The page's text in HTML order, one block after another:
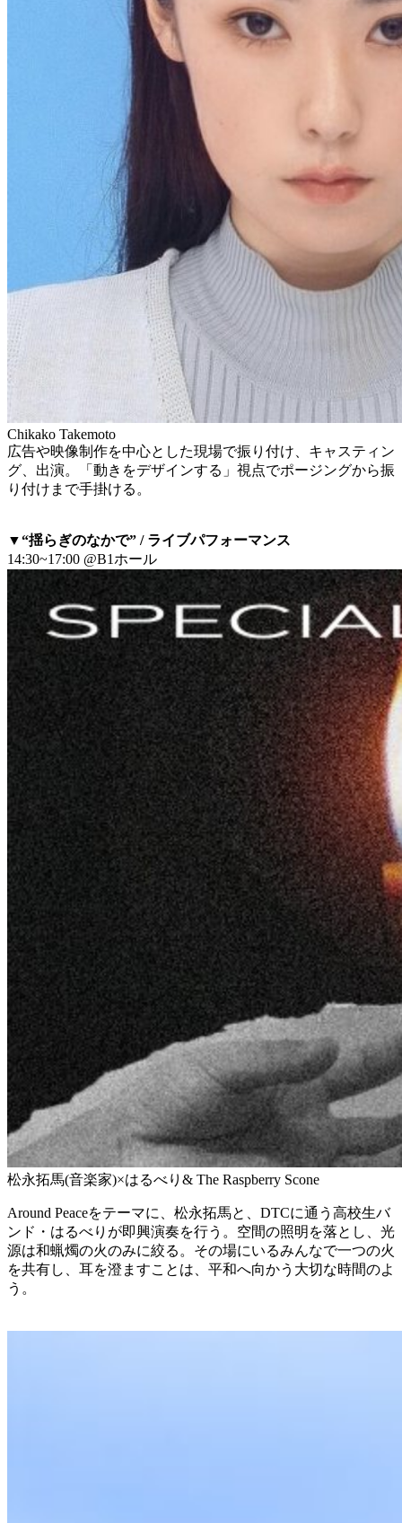
Chikako Takemoto
広告や映像制作を中心とした現場で振り付け、キャスティン
グ、出演。「動きをデザインする」視点でポージングから振
り付けまで手掛ける。
▼“揺らぎのなかで” / ライブパフォーマンス
14:30~17:00 @B1ホール
松永拓馬(音楽家)×はるべり& The Raspberry Scone
Around Peaceをテーマに、松永拓馬と、DTCに通う高校生バ
ンド・はるべりが即興演奏を行う。空間の照明を落とし、光
源は和蝋燭の火のみに絞る。その場にいるみんなで一つの火
を共有し、耳を澄ますことは、平和へ向かう大切な時間のよ
う。